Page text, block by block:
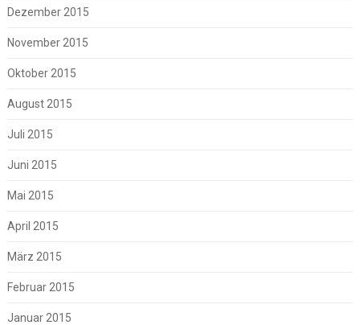
Dezember 2015
November 2015
Oktober 2015
August 2015
Juli 2015
Juni 2015
Mai 2015
April 2015
März 2015
Februar 2015
Januar 2015